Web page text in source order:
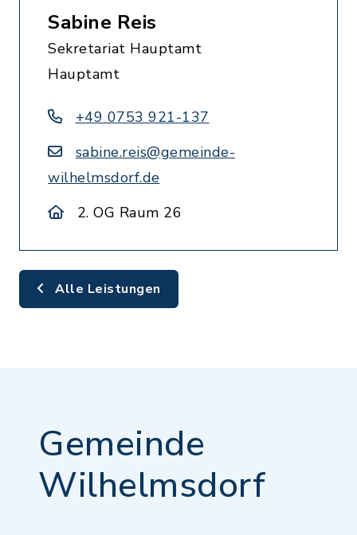
Sabine Reis
Sekretariat Hauptamt
Hauptamt
+49 0753 921-137
sabine.reis@gemeinde-
wilhelmsdorf.de
2. OG Raum 26
Alle Leistungen
Gemeinde
Wilhelmsdorf